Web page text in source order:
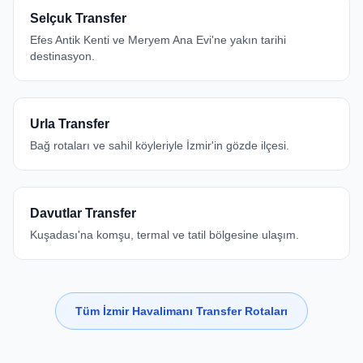
Selçuk Transfer
Efes Antik Kenti ve Meryem Ana Evi'ne yakın tarihi
destinasyon.
Urla Transfer
Bağ rotaları ve sahil köyleriyle İzmir'in gözde ilçesi.
Davutlar Transfer
Kuşadası'na komşu, termal ve tatil bölgesine ulaşım.
Tüm İzmir Havalimanı Transfer Rotaları